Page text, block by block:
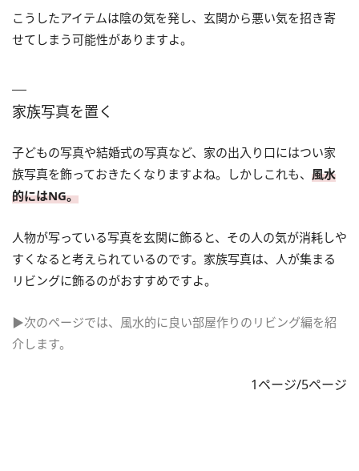
こうしたアイテムは陰の気を発し、玄関から悪い気を招き寄
せてしまう可能性がありますよ。
家族写真を置く
子どもの写真や結婚式の写真など、家の出入り口にはつい家
族写真を飾っておきたくなりますよね。しかしこれも、 風水
的にはNG。
人物が写っている写真を玄関に飾ると、その人の気が消耗しや
すくなると考えられているのです。家族写真は、人が集まる
リビングに飾るのがおすすめですよ。
▶次のページでは、風水的に良い部屋作りのリビング編を紹
介します。
1ページ/5ページ